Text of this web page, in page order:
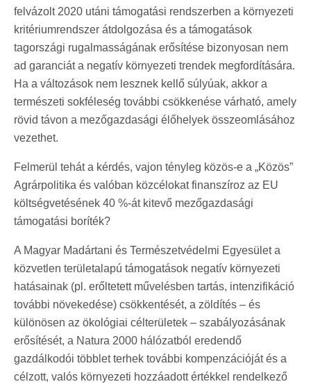
felvázolt 2020 utáni támogatási rendszerben a környezeti
kritériumrendszer átdolgozása és a támogatások
tagországi rugalmasságának erősítése bizonyosan nem
ad garanciát a negatív környezeti trendek megfordítására.
Ha a változások nem lesznek kellő súlyúak, akkor a
természeti sokféleség további csökkenése várható, amely
rövid távon a mezőgazdasági élőhelyek összeomlásához
vezethet.
Felmerül tehát a kérdés, vajon tényleg közös-e a „Közös”
Agrárpolitika és valóban közcélokat finanszíroz az EU
költségvetésének 40 %-át kitevő mezőgazdasági
támogatási boríték?
A Magyar Madártani és Természetvédelmi Egyesület a
közvetlen területalapú támogatások negatív környezeti
hatásainak (pl. erőltetett művelésben tartás, intenzifikáció
további növekedése) csökkentését, a zöldítés – és
különösen az ökológiai célterületek – szabályozásának
erősítését, a Natura 2000 hálózatból eredendő
gazdálkodói többlet terhek további kompenzációját és a
célzott, valós környezeti hozzáadott értékkel rendelkező